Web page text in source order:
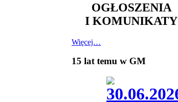
OGŁOSZENIA
I KOMUNIKATY
Więcej…
15 lat temu w GM